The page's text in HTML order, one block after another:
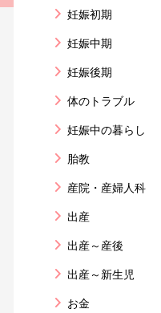
妊娠初期
妊娠中期
妊娠後期
体のトラブル
妊娠中の暮らし
胎教
産院・産婦人科
出産
出産～産後
出産～新生児
お金